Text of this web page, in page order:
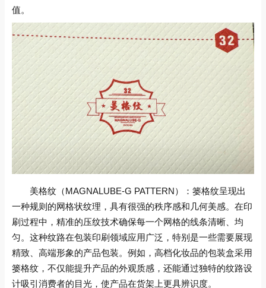
值。
美格纹（MAGNALUBE-G PATTERN）：篓格纹呈现出
一种规则的网格状纹理，具有很强的秩序感和几何美感。在印
刷过程中，精准的压纹技术确保每一个网格的线条清晰、均
匀。这种纹路在包装印刷领域应用广泛，特别是一些需要展现
精致、高端形象的产品包装。例如，高档化妆品的包装盒采用
篓格纹，不仅能提升产品的外观质感，还能通过独特的纹路设
计吸引消费者的目光，使产品在货架上更具辨识度。